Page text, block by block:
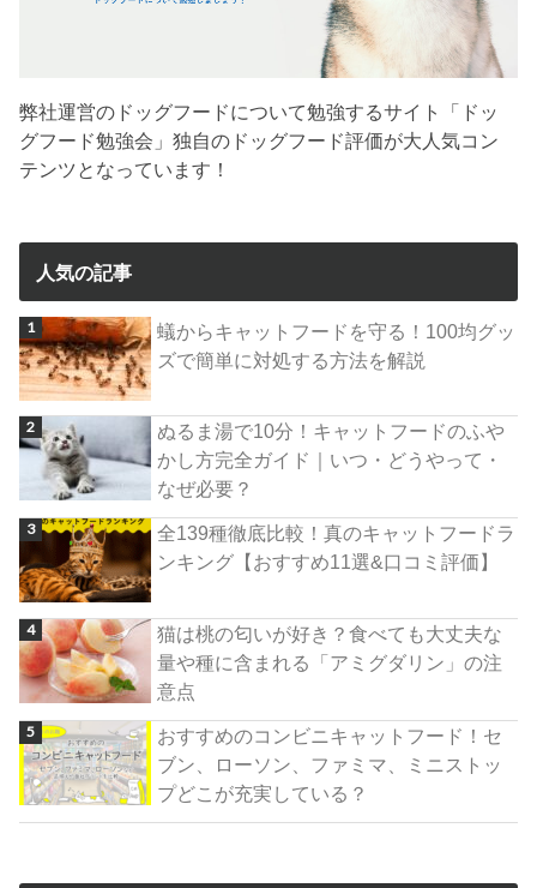
弊社運営のドッグフードについて勉強するサイト「ドッ
グフード勉強会」独自のドッグフード評価が大人気コン
テンツとなっています！
人気の記事
蟻からキャットフードを守る！100均グッ
ズで簡単に対処する方法を解説
ぬるま湯で10分！キャットフードのふや
かし方完全ガイド｜いつ・どうやって・
なぜ必要？
全139種徹底比較！真のキャットフードラ
ンキング【おすすめ11選&口コミ評価】
猫は桃の匂いが好き？食べても大丈夫な
量や種に含まれる「アミグダリン」の注
意点
おすすめのコンビニキャットフード！セ
ブン、ローソン、ファミマ、ミニストッ
プどこが充実している？